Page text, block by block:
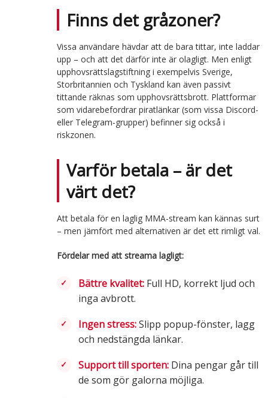
Finns det gråzoner?
Vissa användare hävdar att de bara tittar, inte laddar
upp – och att det därför inte är olagligt. Men enligt
upphovsrättslagstiftning i exempelvis Sverige,
Storbritannien och Tyskland kan även passivt
tittande räknas som upphovsrättsbrott. Plattformar
som vidarebefordrar piratlänkar (som vissa Discord-
eller Telegram-grupper) befinner sig också i
riskzonen.
Varför betala – är det
värt det?
Att betala för en laglig MMA-stream kan kännas surt
– men jämfört med alternativen är det ett rimligt val.
Fördelar med att streama lagligt:
Bättre kvalitet:Full HD, korrekt ljud och
inga avbrott.
Ingen stress:Slipp popup-fönster, lagg
och nedstängda länkar.
Support till sporten:Dina pengar går till
de som gör galorna möjliga.